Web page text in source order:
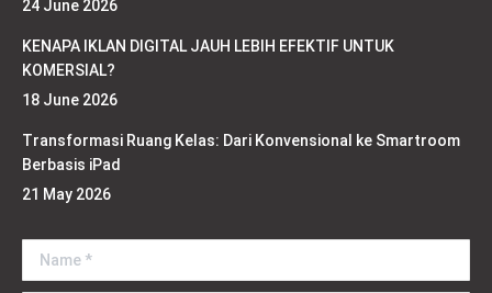
24 June 2026
KENAPA IKLAN DIGITAL JAUH LEBIH EFEKTIF UNTUK
KOMERSIAL?
18 June 2026
Transformasi Ruang Kelas: Dari Konvensional ke Smartroom
Berbasis iPad
21 May 2026
Name *